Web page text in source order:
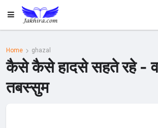
Home ghazal
कैसे कैसे हादसे सहते रहे -
तबस्सुम